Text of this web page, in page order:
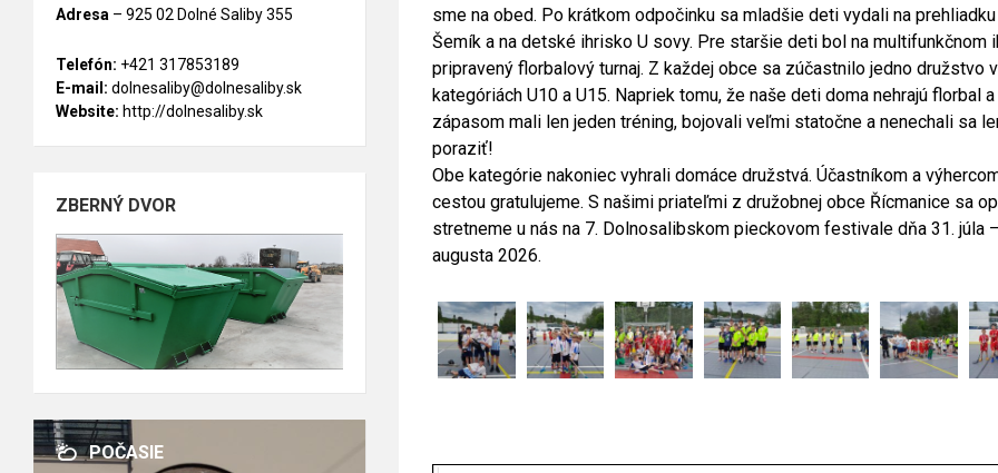
sme na obed. Po krátkom odpočinku sa mladšie deti vydali na
Šemík a na detské ihrisko U sovy. Pre staršie deti bol na multifunkčnom
pripravený florbalový turnaj. Z každej obce sa zúčastnilo jedno družstvo v
kategóriách U10 a U15. Napriek tomu, že naše deti doma nehrajú florbal
zápasom mali len jeden tréning, bojovali veľmi statočne a nenechali sa
poraziť!
Obe kategórie nakoniec vyhrali domáce družstvá. Účastníkom a
cestou gratulujeme. S našimi priateľmi z družobnej obce Řícmanice sa
stretneme u nás na 7. Dolnosalibskom pieckovom festivale dňa 31. júla
augusta 2026.
Adresa – 925 02 Dolné Saliby 355
Telefón: +421 317853189
E-mail: dolnesaliby@dolnesaliby.sk
Website: http://dolnesaliby.sk
ZBERNÝ DVOR
POČASIE